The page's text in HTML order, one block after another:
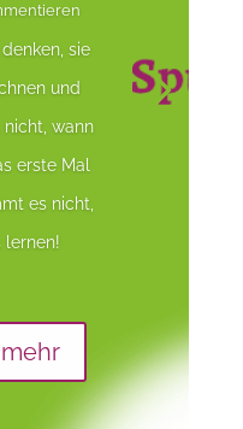
sie
und
nicht, wann
erste Mal
es nicht,
lernen!